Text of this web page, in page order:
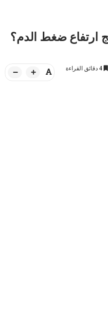
ارتفاع ضغط الدم؟
4 دقائق القراءة